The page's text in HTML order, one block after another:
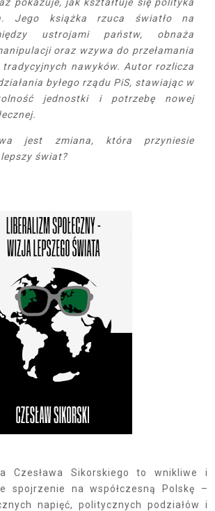
pokazuje, jak kształtuje się polityka
Jego książka rzuca światło na
ustrojami państw, obnaża
oraz wzywa do przełamania
tradycyjnych nawyków. Autor rozlicza
byłego rządu PiS, stawiając w
jednostki i potrzebę nowej
jest zmiana, która przyniesie
świat?
Czesława Sikorskiego to wnikliwe i
spojrzenie na współczesną Polskę –
napięć, politycznych podziałów i